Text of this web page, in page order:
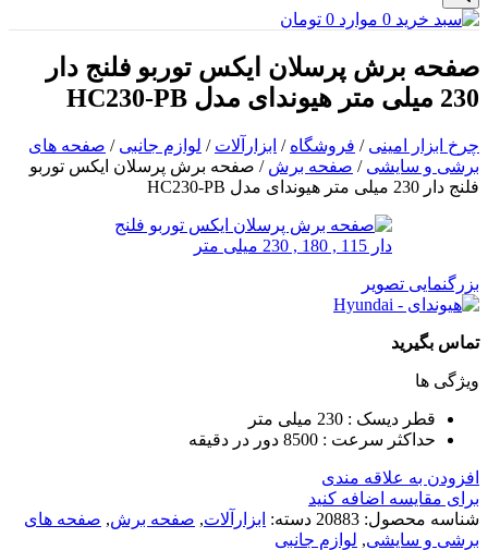
0 موارد 0 تومان
صفحه برش پرسلان ایکس توربو فلنج دار
230 میلی متر هیوندای مدل HC230-PB
چرخ ابزار امینی / فروشگاه / ابزارآلات / لوازم جانبی / صفحه های
برشی و سایشی / صفحه برش / صفحه برش پرسلان ایکس توربو
فلنج دار 230 میلی متر هیوندای مدل HC230-PB
بزرگنمایی تصویر
تماس بگیرید
ویژگی ها
قطر دیسک : 230 میلی متر
حداکثر سرعت : 8500 دور در دقیقه
افزودن به علاقه مندی
برای مقایسه اضافه کنید
شناسه محصول: 20883 دسته: ابزارآلات, صفحه برش, صفحه های
برشی و سایشی, لوازم جانبی